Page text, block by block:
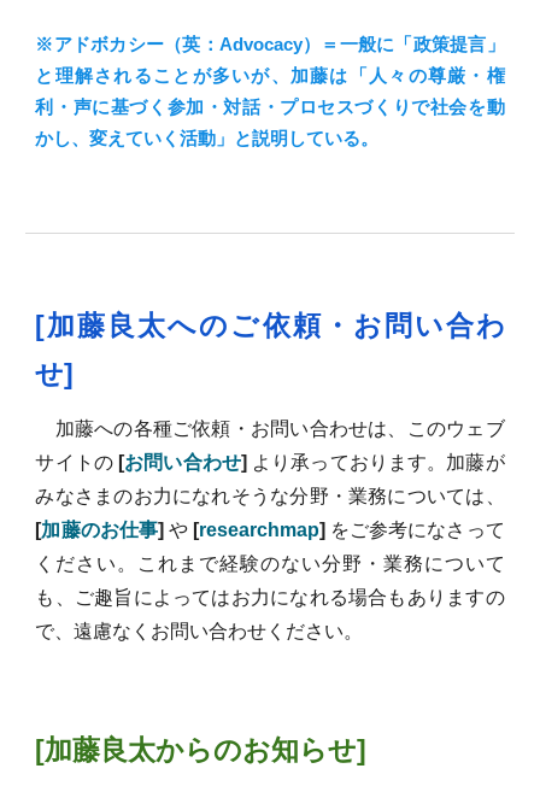
※アドボカシー（英：Advocacy） ＝一般に 「政策提言」
と理解されることが多いが、加藤は「人々の尊厳・権
利・声に基づく参加・対話・プロセスづくりで社会を動
かし、変えていく活動」と説明している。
[加藤良太へのご依頼・お問い合わ
せ]
加藤への各種ご依頼・お問い合わせは、このウェブ
サイトの [お問い合わせ] より承っております。加藤が
みなさまのお力になれそうな分野・業務については、
[加藤のお仕事] や [researchmap] をご参考になさって
ください。これまで経験のない分野・業務について
も、ご趣旨によってはお力になれる場合もありますの
で、遠慮なくお問い合わせください。
[加藤良太からのお知らせ]